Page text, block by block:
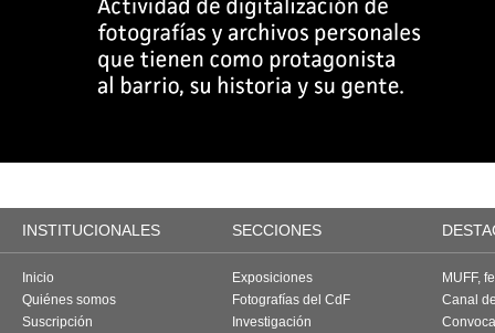
INSTITUCIONALES SECCIONES
Inicio
Quiénes somos
Suscripción
Exposiciones
Fotografías del CdF
Investigación
MUFF,
Canal